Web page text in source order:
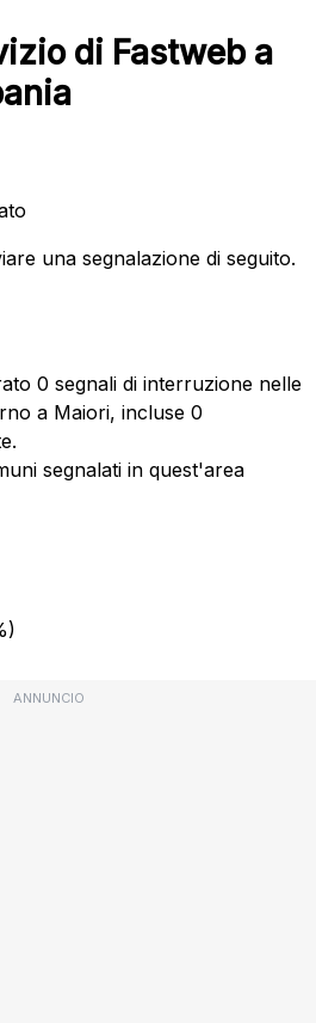
di Fastweb a
una segnalazione di seguito.
0 segnali di interruzione nelle
a Maiori, incluse 0
segnalati in quest'area
ANNUNCIO